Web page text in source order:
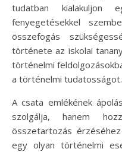
tudatban kialakuljon
fenyegetésekkel
összefogás
története az iskolai
történelmi
a történelmi tudatosságot.
A csata emlékének
szolgálja, hanem
összetartozás
egy olyan történelmi